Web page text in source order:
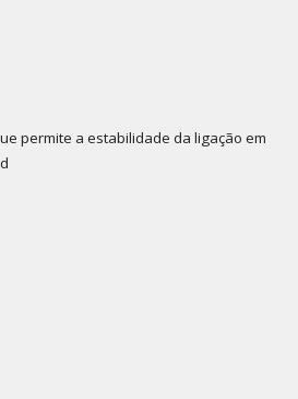
permite a estabilidade da ligação em